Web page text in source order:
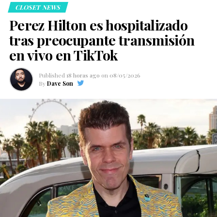
CLOSET NEWS
Perez Hilton es hospitalizado
tras preocupante transmisión
en vivo en TikTok
Published 18 horas ago on 08/05/2026
By Dave Son